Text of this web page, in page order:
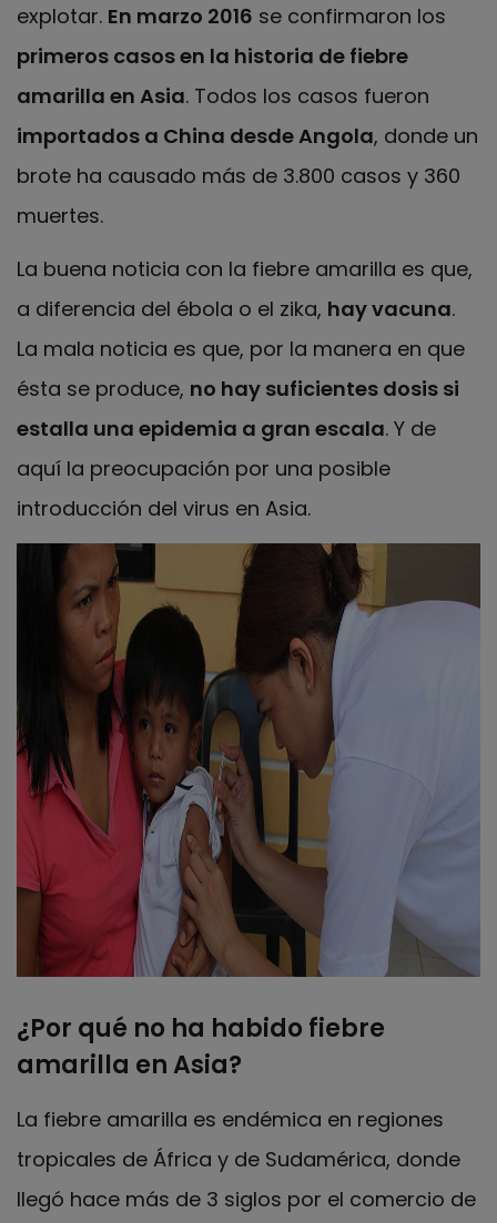
explotar. En marzo 2016 se confirmaron los
primeros casos en la historia de fiebre
amarilla en Asia. Todos los casos fueron
importados a China desde Angola, donde un
brote ha causado más de 3.800 casos y 360
muertes.
La buena noticia con la fiebre amarilla es que,
a diferencia del ébola o el zika, hay vacuna.
La mala noticia es que, por la manera en que
ésta se produce, no hay suficientes dosis si
estalla una epidemia a gran escala. Y de
aquí la preocupación por una posible
introducción del virus en Asia.
¿Por qué no ha habido fiebre
amarilla en Asia?
La fiebre amarilla es endémica en regiones
tropicales de África y de Sudamérica, donde
llegó hace más de 3 siglos por el comercio de